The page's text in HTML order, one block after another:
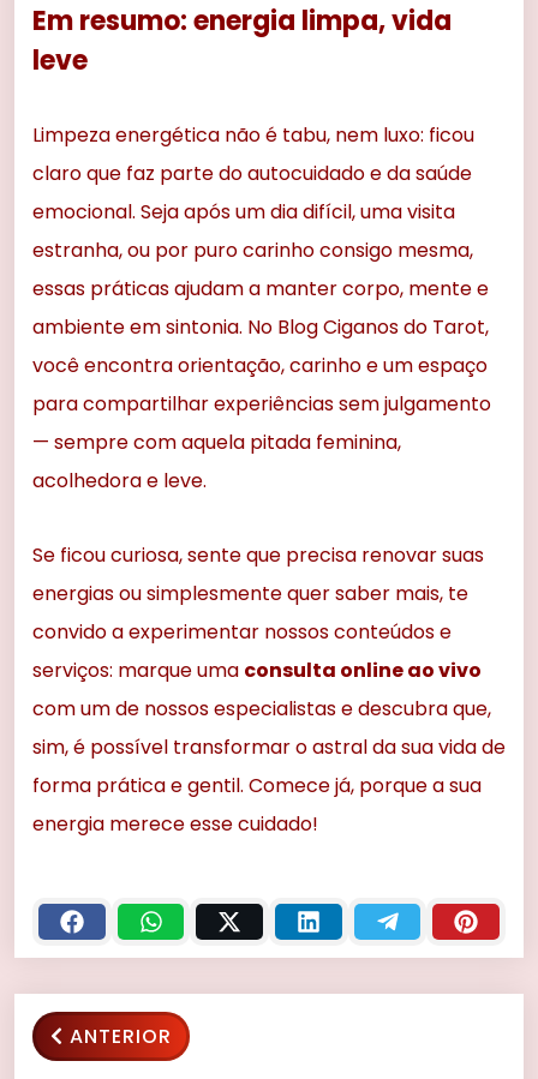
Em resumo: energia limpa, vida
leve
Limpeza energética não é tabu, nem luxo: ficou
claro que faz parte do autocuidado e da saúde
emocional. Seja após um dia difícil, uma visita
estranha, ou por puro carinho consigo mesma,
essas práticas ajudam a manter corpo, mente e
ambiente em sintonia. No Blog Ciganos do Tarot,
você encontra orientação, carinho e um espaço
para compartilhar experiências sem julgamento
— sempre com aquela pitada feminina,
acolhedora e leve.
Se ficou curiosa, sente que precisa renovar suas
energias ou simplesmente quer saber mais, te
convido a experimentar nossos conteúdos e
serviços: marque uma consulta online ao vivo
com um de nossos especialistas e descubra que,
sim, é possível transformar o astral da sua vida de
forma prática e gentil. Comece já, porque a sua
energia merece esse cuidado!
ANTERIOR